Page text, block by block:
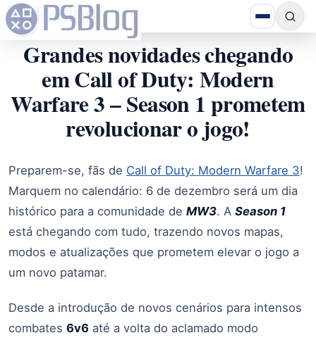
Grandes novidades chegando
em Call of Duty: Modern
Warfare 3 – Season 1 prometem
revolucionar o jogo!
Preparem-se, fãs de Call of Duty: Modern Warfare 3!
Marquem no calendário: 6 de dezembro será um dia
histórico para a comunidade de MW3. A Season 1
está chegando com tudo, trazendo novos mapas,
modos e atualizações que prometem elevar o jogo a
um novo patamar.
Desde a introdução de novos cenários para intensos
combates 6v6 até a volta do aclamado modo